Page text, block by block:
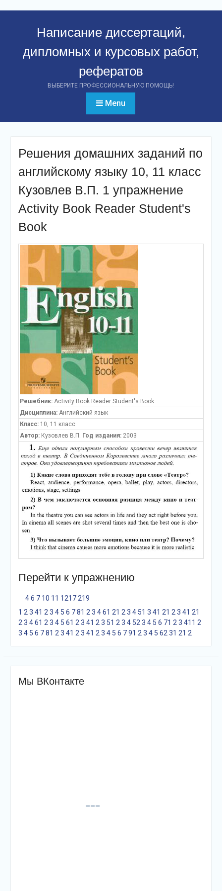
Написание диссертаций,
дипломных и курсовых работ,
рефератов
ВЫБЕРИТЕ ПРОФЕССИОНАЛЬНУЮ ПОМОЩЬ!
Menu
Решения домашних заданий по
английскому языку 10, 11 класс
Кузовлев В.П. 1 упражнение
Activity Book Reader Student's
Book
Решебник:Activity Book Reader Student's Book
Дисциплина:Английский язык
Класс:10, 11 класс
Автор:Кузовлев В.П. Год издания:2003
Перейти к упражнению
4 6 7 10 11 1217 219
1 2 3 41 2 3 4 5 6 7 81 2 3 4 61 21 2 3 4 51 3 41 21 2 3 41 21
2 3 4 61 2 3 4 5 61 2 3 41 2 3 51 2 3 4 52 3 4 5 6 71 2 3 41 1 2
3 4 5 6 7 81 2 3 41 2 3 41 2 3 4 5 6 7 91 2 3 4 5 62 31 21 2
Мы ВКонтакте